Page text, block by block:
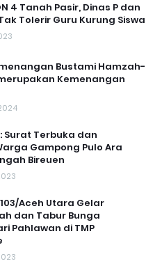
4 Tanah Pasir, Dinas P dan
Tolerir Guru Kurung Siswa
Bustami Hamzah-
Kemenangan
Surat Terbuka dan
Gampong Pulo Ara
Bireuen
Aceh Utara Gelar
dan Tabur Bunga
Pahlawan di TMP